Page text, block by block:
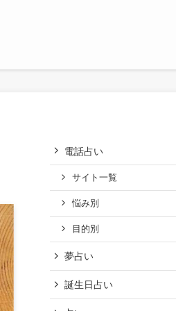
電話占い
サイト一覧
悩み別
目的別
夢占い
誕生日占い